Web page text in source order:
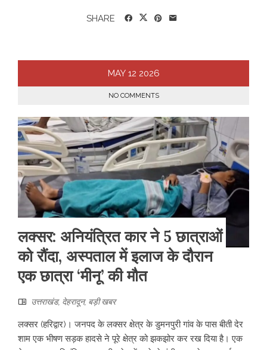
SHARE
MAY 12 2026
NO COMMENTS
लक्सर: अनियंत्रित कार ने 5 छात्राओं
को रौंदा, अस्पताल में इलाज के दौरान
एक छात्रा ‘मीनू’ की मौत
उत्तराखंड, देहरादून, बड़ी खबर
लक्सर (हरिद्वार)। जनपद के लक्सर क्षेत्र के डुमनपुरी गांव के पास बीती देर
शाम एक भीषण सड़क हादसे ने पूरे क्षेत्र को झकझोर कर रख दिया है। एक